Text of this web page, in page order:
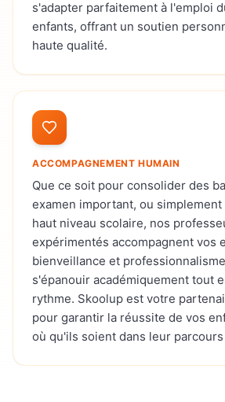
s'adapter parfaitement à l'emploi
enfants, offrant un soutien
haute qualité.
ACCOMPAGNEMENT HUMAIN
Que ce soit pour consolider des
examen important, ou
haut niveau scolaire, nos
expérimentés accompagnent vos
bienveillance et
s'épanouir académiquement tout
rythme. Skoolup est votre
pour garantir la réussite de vos
où qu'ils soient dans leur